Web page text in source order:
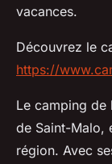
vacances.
Découvrez le
https://
Le camping de
de Saint-Malo,
région. Avec